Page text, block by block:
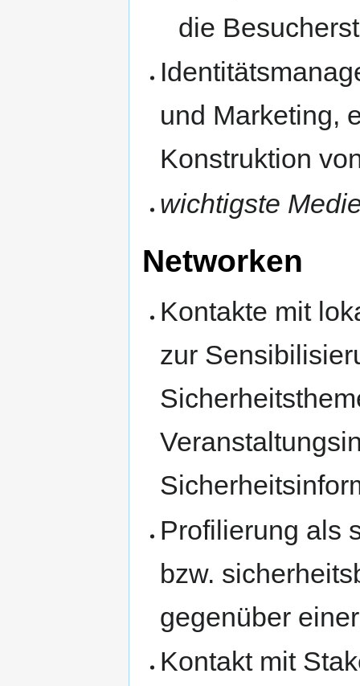
die
und Marketing,
Konstruktion
wichtigste
Networken
Kontakte mit
zur
Profilierung als
bzw.
gegenüber
Kontakt mit